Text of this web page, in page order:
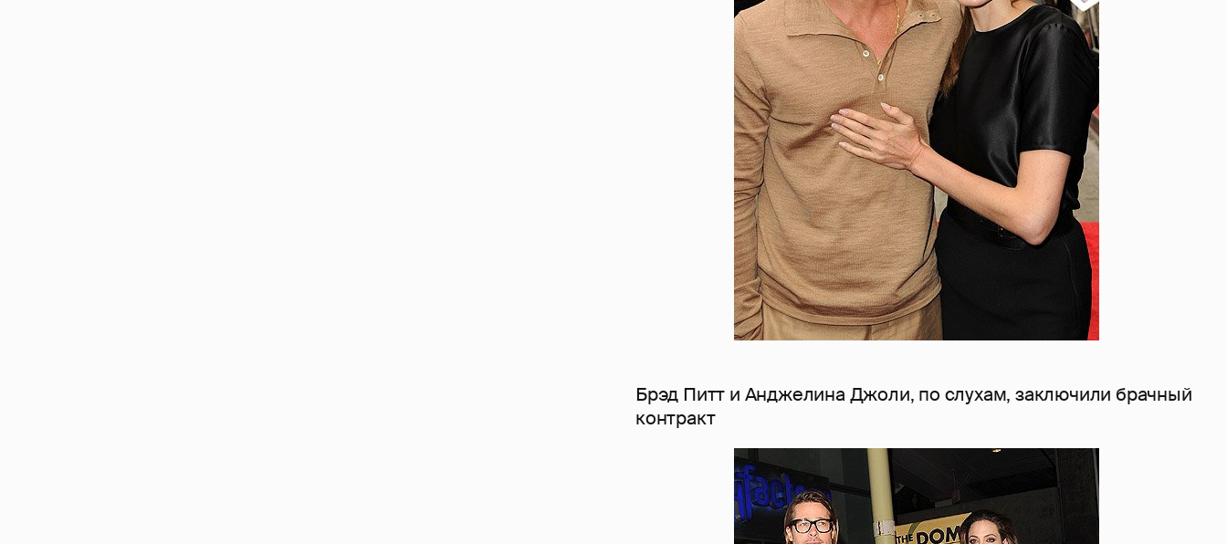
Брэд Питт и Анджелина Джоли, по слухам, заключили брачный
контракт